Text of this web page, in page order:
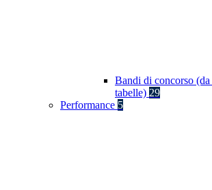
Bandi di concorso
tabelle) 29
Performance 5